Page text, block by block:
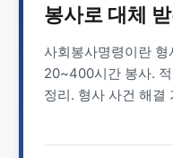
봉사로 대체
사회봉사명령이란
20~400시간 봉사.
정리. 형사 사건 해결